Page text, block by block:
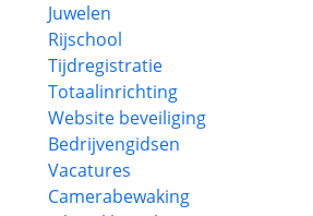
Juwelen
Rijschool
Tijdregistratie
Totaalinrichting
Website beveiliging
Bedrijvengidsen
Vacatures
Camerabewaking